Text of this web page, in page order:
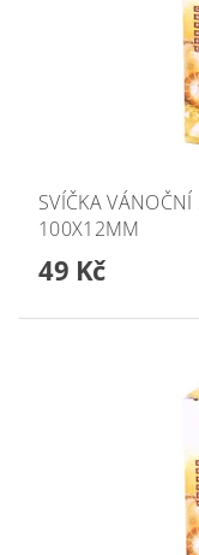
SVÍČKA
100X12MM
49 Kč